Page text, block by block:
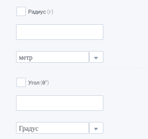
Радиус (r)
Угол (θ°)